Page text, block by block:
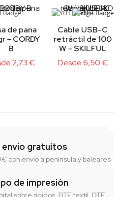
de pana
– CORDY
B
2,73€
Cable USB-C
retráctil de 100
W – SKILFUL
Desde6,50€
gratuitos
con envío a península y baleares
de impresión
sobre rígidos, DTF textil, DTF